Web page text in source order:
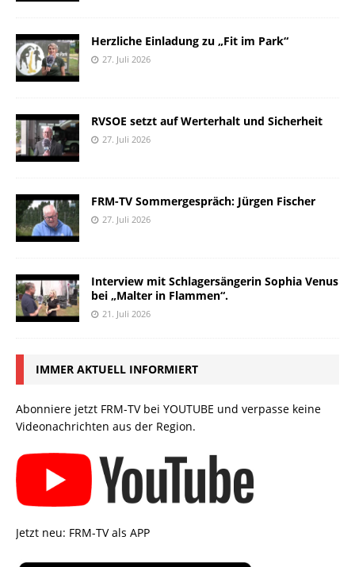
Herzliche Einladung zu „Fit im Park“
27. Juli 2026
RVSOE setzt auf Werterhalt und Sicherheit
27. Juli 2026
FRM-TV Sommergespräch: Jürgen Fischer
27. Juli 2026
Interview mit Schlagersängerin Sophia Venus
bei „Malter in Flammen“.
21. Juli 2026
IMMER AKTUELL INFORMIERT
Abonniere jetzt FRM-TV bei YOUTUBE und verpasse keine
Videonachrichten aus der Region.
Jetzt neu: FRM-TV als APP